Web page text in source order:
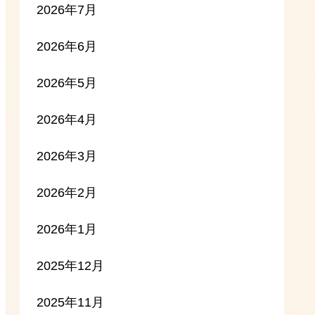
2026年7月
2026年6月
2026年5月
2026年4月
2026年3月
2026年2月
2026年1月
2025年12月
2025年11月